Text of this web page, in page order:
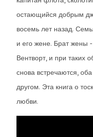
остающийся добрым
восемь лет назад.
и его жене. Брат жены -
Вентворт, и при таких
снова встречаются,
другом. Эта книга о
любви.